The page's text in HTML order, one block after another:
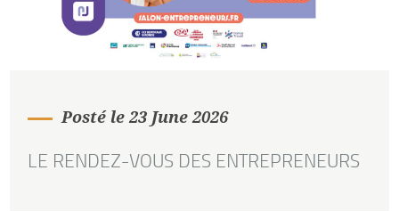
Posté le 23 June 2026
LE RENDEZ-VOUS DES ENTREPRENEURS